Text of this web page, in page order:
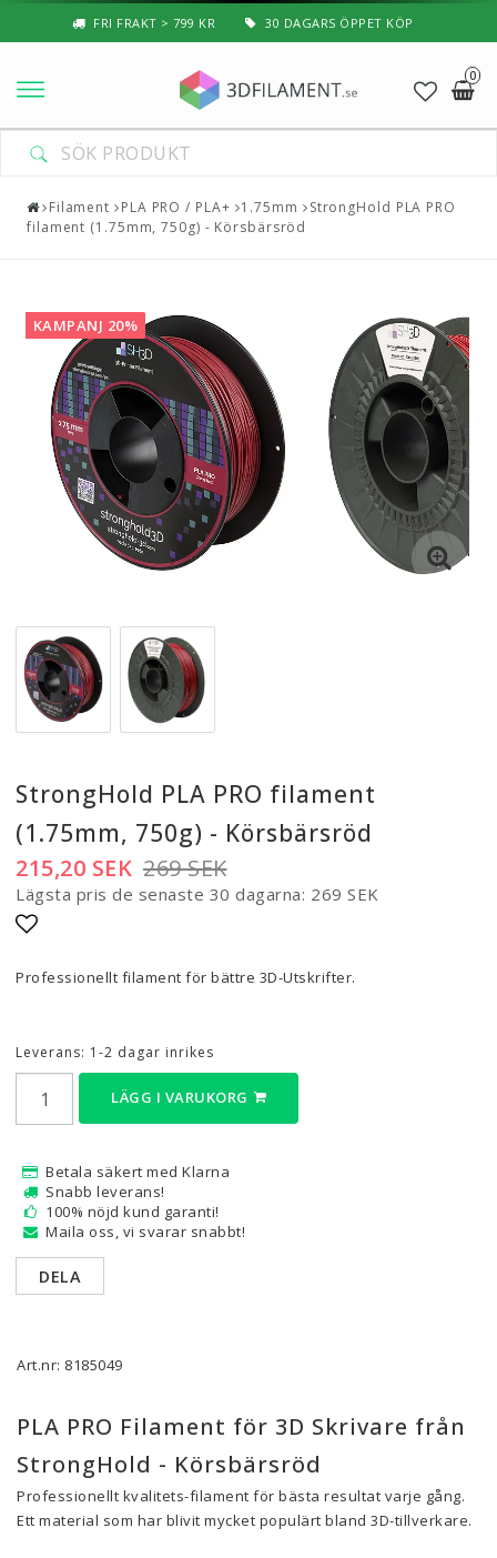
FRI FRAKT > 799 KR 30 DAGARS ÖPPET KÖP
0
Nyheter & Populärt
Filament
3D-Skrivare — Tillbehör
3D-Skrivare — Delar
Resin
3D-Pennor & Tillbehör
Filament PLA PRO / PLA+ 1.75mm
StrongHold PLA PRO
filament (1.75mm, 750g) - Körsbärsröd
KAMPANJ 20%
StrongHold PLA PRO filament
(1.75mm, 750g) - Körsbärsröd
269 SEK
215,20 SEK
Lägsta pris de senaste 30 dagarna 269 SEK
Professionellt filament för bättre 3D-Utskrifter.
Leverans: 1-2 dagar inrikes
LÄGG I VARUKORG
Betala säkert med Klarna
Snabb leverans!
100% nöjd kund garanti!
Maila oss, vi svarar snabbt!
DELA
Art.nr: 8185049
PLA PRO Filament för 3D Skrivare från
StrongHold - Körsbärsröd
Professionellt kvalitets-filament för bästa resultat varje gång.
Ett material som har blivit mycket populärt bland 3D-tillverkare.